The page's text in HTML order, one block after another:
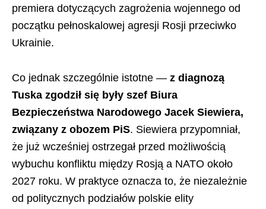
premiera dotyczących zagrożenia wojennego od
początku pełnoskalowej agresji Rosji przeciwko
Ukrainie.
Co jednak szczególnie istotne — z diagnozą
Tuska zgodził się były szef Biura
Bezpieczeństwa Narodowego Jacek Siewiera,
związany z obozem PiS. Siewiera przypomniał,
że już wcześniej ostrzegał przed możliwością
wybuchu konfliktu między Rosją a NATO około
2027 roku. W praktyce oznacza to, że niezależnie
od politycznych podziałów polskie elity